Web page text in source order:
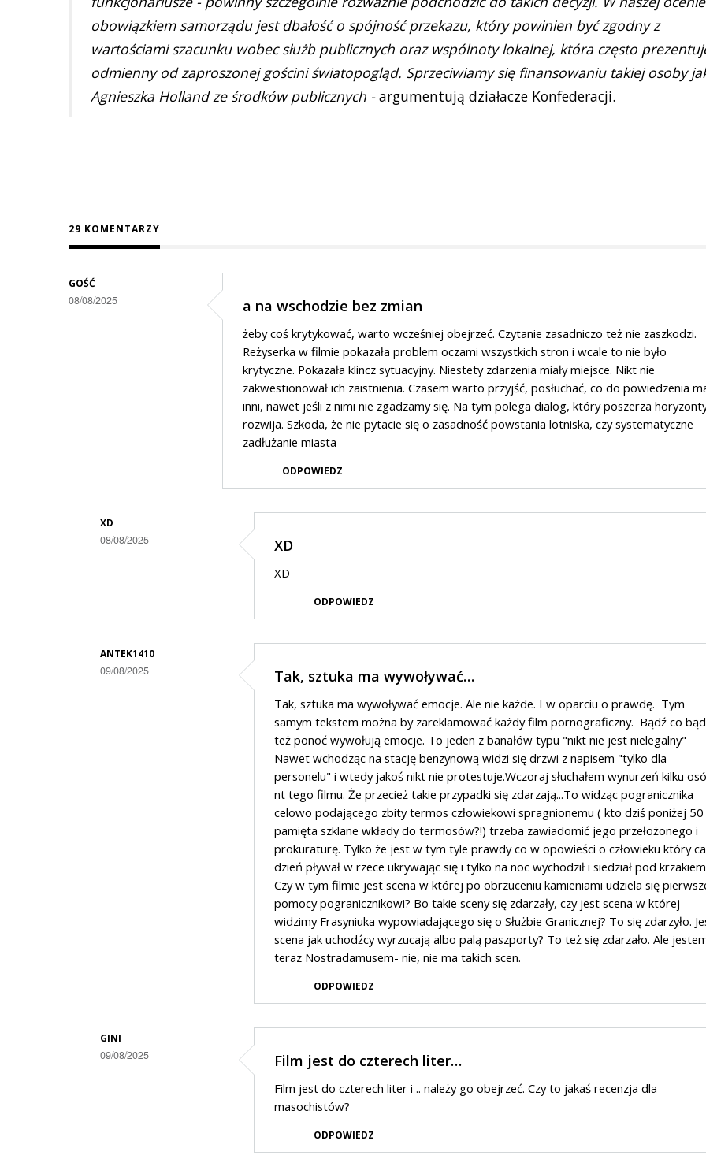
obowiązkiem samorządu jest dbałość o spójność przekazu, który powinien być zgodny z
wartościami szacunku wobec służb publicznych oraz wspólnoty lokalnej, która często
odmienny od zaproszonej gościni światopogląd. Sprzeciwiamy się finansowaniu takiej osoby
Agnieszka Holland ze środków publicznych - argumentują działacze Konfederacji.
29 KOMENTARZY
GOŚĆ
08/08/2025 a na wschodzie bez zmian
żeby coś krytykować, warto wcześniej obejrzeć. Czytanie zasadniczo też nie zaszkodzi.
Reżyserka w filmie pokazała problem oczami wszystkich stron i wcale to nie było
krytyczne. Pokazała klincz sytuacyjny. Niestety zdarzenia miały miejsce. Nikt nie
zakwestionował ich zaistnienia. Czasem warto przyjść, posłuchać, co do powiedzenia
inni, nawet jeśli z nimi nie zgadzamy się. Na tym polega dialog, który poszerza
rozwija. Szkoda, że nie pytacie się o zasadność powstania lotniska, czy systematyczne
zadłużanie miasta
ODPOWIEDZ
XD
08/08/2025
odpowiedzi
na
XD
XD
ODPOWIEDZ
ANTEK1410
09/08/2025 Tak, sztuka ma wywoływać…
Tak, sztuka ma wywoływać emocje. Ale nie każde. I w oparciu o prawdę. Tym
samym tekstem można by zareklamować każdy film pornograficzny. Bądź co
też ponoć wywołują emocje. To jeden z banałów typu "nikt nie jest nielegalny"
Nawet wchodząc na stację benzynową widzi się drzwi z napisem "tylko dla
personelu" i wtedy jakoś nikt nie protestuje.Wczoraj słuchałem wynurzeń kilku
nt tego filmu. Że przecież takie przypadki się zdarzają...To widząc pogranicznika
celowo podającego zbity termos człowiekowi spragnionemu ( kto dziś poniżej
pamięta szklane wkłady do termosów?!) trzeba zawiadomić jego przełożonego i
prokuraturę. Tylko że jest w tym tyle prawdy co w opowieści o człowieku który
dzień pływał w rzece ukrywając się i tylko na noc wychodził i siedział pod
Czy w tym filmie jest scena w której po obrzuceniu kamieniami udziela się
pomocy pogranicznikowi? Bo takie sceny się zdarzały, czy jest scena w której
widzimy Frasyniuka wypowiadającego się o Służbie Granicznej? To się zdarzyło.
scena jak uchodźcy wyrzucają albo palą paszporty? To też się zdarzało. Ale
teraz Nostradamusem- nie, nie ma takich scen.
ODPOWIEDZ
GINI
09/08/2025 Film jest do czterech liter…
Film jest do czterech liter i .. należy go obejrzeć. Czy to jakaś recenzja dla
masochistów?
ODPOWIEDZ